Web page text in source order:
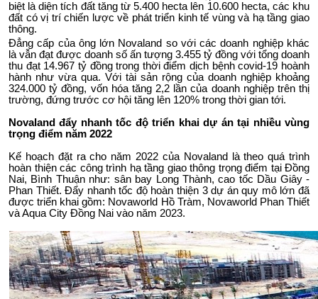
biệt là diện tích đất tăng từ 5.400 hecta lên 10.600 hecta, các khu
đất có vị trí chiến lược về phát triển kinh tế vùng và hạ tầng giao
thông.
Đẳng cấp của ông lớn Novaland so với các doanh nghiệp khác
là vẫn đạt được doanh số ấn tượng 3.455 tỷ đồng với tổng doanh
thu đạt 14.967 tỷ đồng trong thời điểm dịch bệnh covid-19 hoành
hành như vừa qua. Với tài sản rộng của doanh nghiệp khoảng
324.000 tỷ đồng, vốn hóa tăng 2,2 lần của doanh nghiệp trên thị
trường, đứng trước cơ hội tăng lên 120% trong thời gian tới.
Novaland đẩy nhanh tốc độ triển khai dự án tại nhiều vùng
trọng điểm năm 2022
Kế hoạch đặt ra cho năm 2022 của Novaland là theo quá trình
hoàn thiện các công trình hạ tầng giao thông trọng điểm tại Đồng
Nai, Bình Thuận như: sân bay Long Thành, cao tốc Dầu Giây -
Phan Thiết. Đẩy nhanh tốc độ hoàn thiện 3 dự án quy mô lớn đã
được triển khai gồm: Novaworld Hồ Tràm, Novaworld Phan Thiết
và Aqua City Đồng Nai vào năm 2023.